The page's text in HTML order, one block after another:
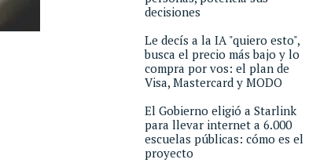
decisiones
Le decís a la IA "quiero esto",
busca el precio más bajo y lo
compra por vos: el plan de
Visa, Mastercard y MODO
El Gobierno eligió a Starlink
para llevar internet a 6.000
escuelas públicas: cómo es el
proyecto